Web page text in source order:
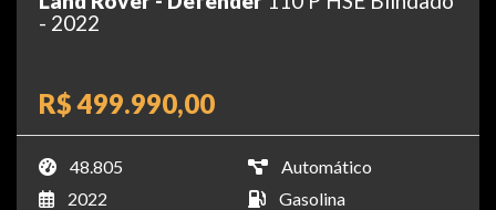
- 2022
R$ 499.990,00
48.805
Automático
2022
Gasolina